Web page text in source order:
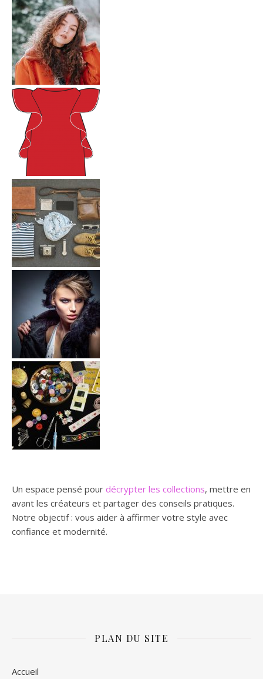
Un espace pensé pour décrypter les collections, mettre en
avant les créateurs et partager des conseils pratiques.
Notre objectif : vous aider à affirmer votre style avec
confiance et modernité.
PLAN DU SITE
Accueil